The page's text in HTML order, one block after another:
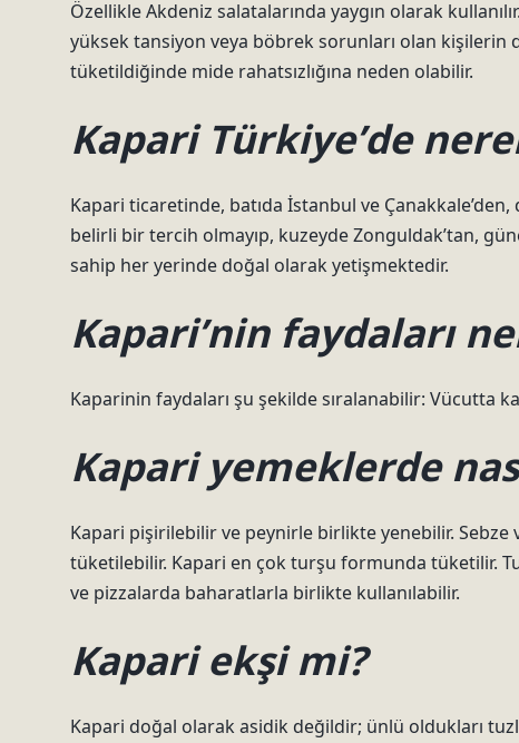
Özellikle Akdeniz salatalarında yaygın olarak
yüksek tansiyon veya böbrek sorunları olan kişilerin
tüketildiğinde mide rahatsızlığına neden olabilir.
Kapari Türkiye’de
Kapari ticaretinde, batıda İstanbul ve
belirli bir tercih olmayıp, kuzeyde Zonguldak’tan,
sahip her yerinde doğal olarak yetişmektedir.
Kapari’nin faydaları
Kaparinin faydaları şu şekilde sıralanabilir: Vücutta
Kapari yemeklerde
Kapari pişirilebilir ve peynirle birlikte yenebilir.
tüketilebilir. Kapari en çok turşu formunda tüketilir.
ve pizzalarda baharatlarla birlikte kullanılabilir.
Kapari ekşi mi?
Kapari doğal olarak asidik değildir; ünlü oldukları